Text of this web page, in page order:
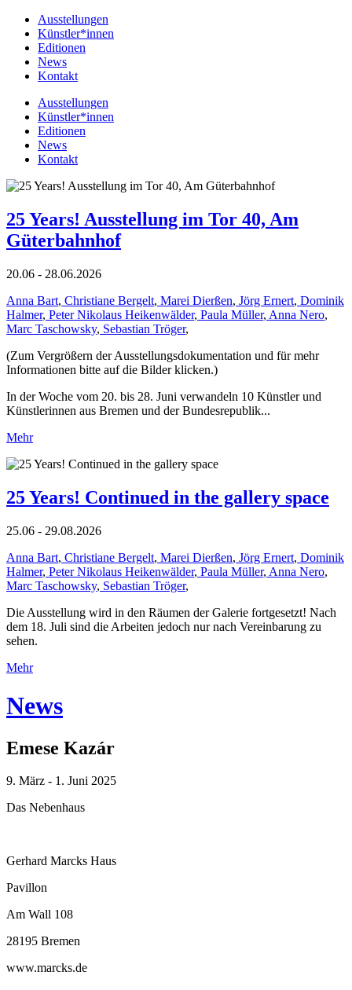
Ausstellungen
Künstler*innen
Editionen
News
Kontakt
Ausstellungen
Künstler*innen
Editionen
News
Kontakt
25 Years! Ausstellung im Tor 40, Am
Güterbahnhof
20.06 - 28.06.2026
Anna Bart, Christiane Bergelt, Marei Dierßen, Jörg Ernert, Dominik
Halmer, Peter Nikolaus Heikenwälder, Paula Müller, Anna Nero,
Marc Taschowsky, Sebastian Tröger,
(Zum Vergrößern der Ausstellungsdokumentation und für mehr
Informationen bitte auf die Bilder klicken.)
In der Woche vom 20. bis 28. Juni verwandeln 10 Künstler und
Künstlerinnen aus Bremen und der Bundesrepublik...
Mehr
25 Years! Continued in the gallery space
25.06 - 29.08.2026
Anna Bart, Christiane Bergelt, Marei Dierßen, Jörg Ernert, Dominik
Halmer, Peter Nikolaus Heikenwälder, Paula Müller, Anna Nero,
Marc Taschowsky, Sebastian Tröger,
Die Ausstellung wird in den Räumen der Galerie fortgesetzt! Nach
dem 18. Juli sind die Arbeiten jedoch nur nach Vereinbarung zu
sehen.
Mehr
News
Emese Kazár
9. März - 1. Juni 2025
Das Nebenhaus
Gerhard Marcks Haus
Pavillon
Am Wall 108
28195 Bremen
www.marcks.de